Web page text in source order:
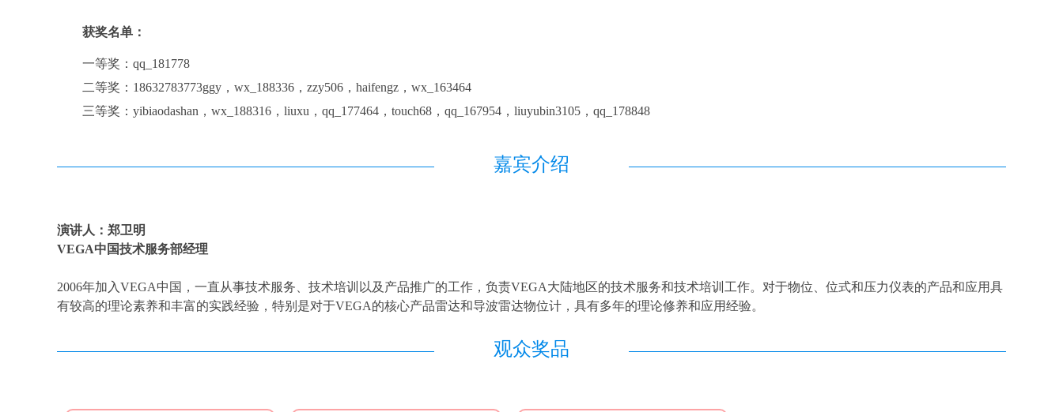
获奖名单：
一等奖：qq_181778
二等奖：18632783773ggy，wx_188336，zzy506，haifengz，wx_163464
三等奖：yibiaodashan，wx_188316，liuxu，qq_177464，touch68，qq_167954，liuyubin3105，qq_178848
嘉宾介绍
演讲人：郑卫明
VEGA中国技术服务部经理
2006年加入VEGA中国，一直从事技术服务、技术培训以及产品推广的工作，负责VEGA大陆地区的技术服务和技术培训工作。对于物位、位式和压力仪表的产品和应用具
有较高的理论素养和丰富的实践经验，特别是对于VEGA的核心产品雷达和导波雷达物位计，具有多年的理论修养和应用经验。
观众奖品